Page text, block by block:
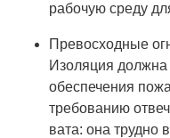
рабочую среду
Превосходные
Изоляция
обеспечения
требованию
вата: она трудно